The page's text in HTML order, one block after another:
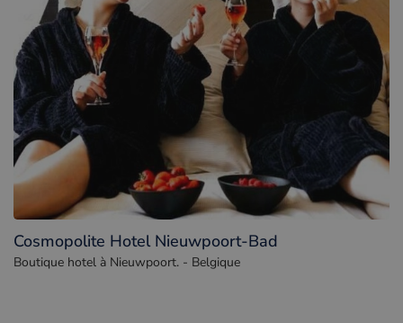
Cosmopolite Hotel Nieuwpoort-Bad
Boutique hotel à Nieuwpoort. - Belgique